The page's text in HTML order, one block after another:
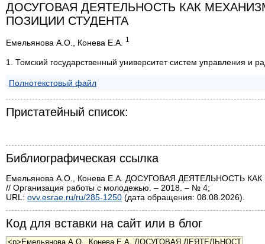
ДОСУГОВАЯ ДЕЯТЕЛЬНОСТЬ КАК
ПОЗИЦИИ СТУДЕНТА
Емельянова А.О., Конева Е.А. 1
1. Томский государственный университет систем управления и
Полнотекстовый файл
Пристатейный список:
Библиографическая ссылка
Емельянова А.О., Конева Е.А. ДОСУГОВАЯ
// Организация работы с молодежью. – 2018. – № 4;
URL: ovv.esrae.ru/ru/285-1250 (дата обращения: 08.08.2026).
Код для вставки на сайт или в блог